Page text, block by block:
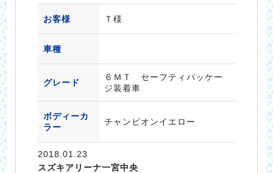
お客様 Ｔ様
車種
グレード
６ＭＴ セーフティパッケー
ジ装着車
ボディーカ
ラー
チャンピオンイエロー
2018.01.23
スズキアリーナ一宮中央